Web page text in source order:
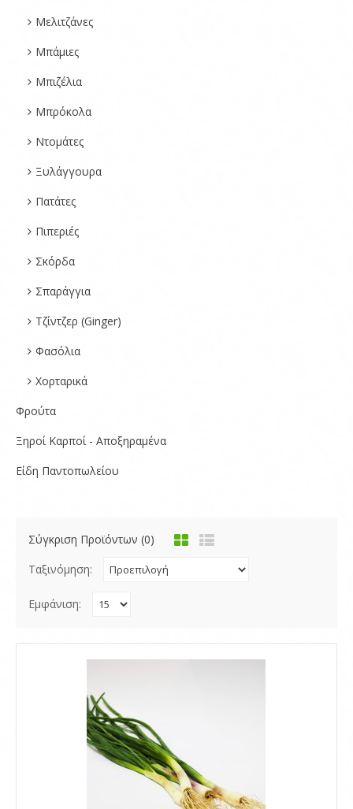
Μελιτζάνες
Μπάμιες
Μπιζέλια
Μπρόκολα
Ντομάτες
Ξυλάγγουρα
Πατάτες
Πιπεριές
Σκόρδα
Σπαράγγια
Τζίντζερ (Ginger)
Φασόλια
Χορταρικά
Φρούτα
Ξηροί Καρποί - Αποξηραμένα
Είδη Παντοπωλείου
Σύγκριση Προϊόντων (0)
Ταξινόμηση:
Εμφάνιση: